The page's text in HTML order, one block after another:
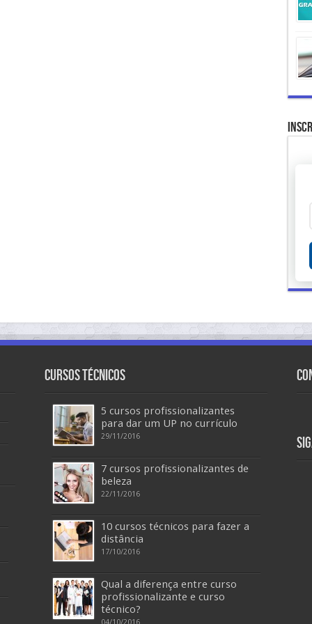
Cursos Técnicos
5 cursos profissionalizantes
para dar um UP no currículo
29/11/2016
7 cursos profissionalizantes de
beleza
22/11/2016
10 cursos técnicos para fazer a
distância
17/10/2016
Qual a diferença entre curso
profissionalizante e curso
técnico?